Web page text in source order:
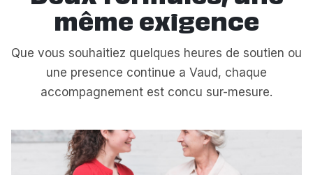
même exigence
Que vous souhaitiez quelques heures de soutien ou
une presence continue a Vaud, chaque
accompagnement est concu sur-mesure.